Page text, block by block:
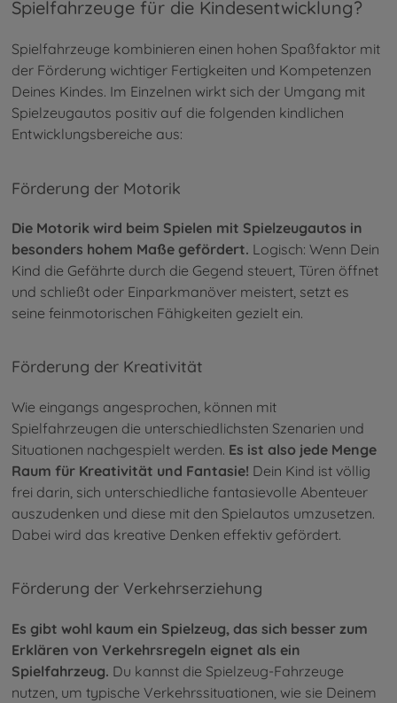
Spielfahrzeuge für die Kindesentwicklung?
Spielfahrzeuge kombinieren einen hohen Spaßfaktor mit
der Förderung wichtiger Fertigkeiten und Kompetenzen
Deines Kindes. Im Einzelnen wirkt sich der Umgang mit
Spielzeugautos positiv auf die folgenden kindlichen
Entwicklungsbereiche aus:
Förderung der Motorik
Die Motorik wird beim Spielen mit Spielzeugautos in
besonders hohem Maße gefördert. Logisch: Wenn Dein
Kind die Gefährte durch die Gegend steuert, Türen öffnet
und schließt oder Einparkmanöver meistert, setzt es
seine feinmotorischen Fähigkeiten gezielt ein.
Förderung der Kreativität
Wie eingangs angesprochen, können mit
Spielfahrzeugen die unterschiedlichsten Szenarien und
Situationen nachgespielt werden. Es ist also jede Menge
Raum für Kreativität und Fantasie! Dein Kind ist völlig
frei darin, sich unterschiedliche fantasievolle Abenteuer
auszudenken und diese mit den Spielautos umzusetzen.
Dabei wird das kreative Denken effektiv gefördert.
Förderung der Verkehrserziehung
Es gibt wohl kaum ein Spielzeug, das sich besser zum
Erklären von Verkehrsregeln eignet als ein
Spielfahrzeug. Du kannst die Spielzeug-Fahrzeuge
nutzen, um typische Verkehrssituationen, wie sie Deinem